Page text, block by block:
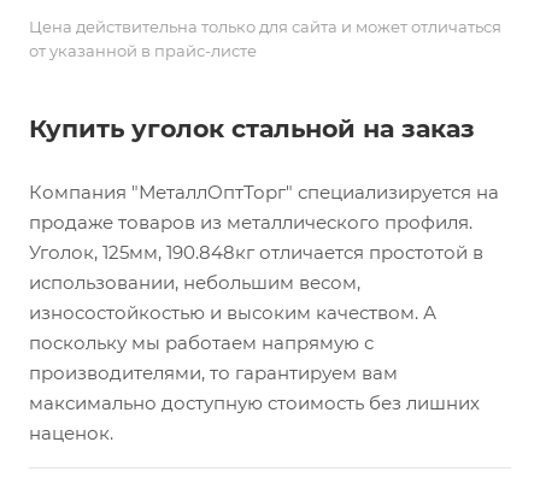
Цена действительна только для сайта и может отличаться
от указанной в прайс-листе
Купить уголок стальной на заказ
Компания "МеталлОптТорг" специализируется на
продаже товаров из металлического профиля.
Уголок, 125мм, 190.848кг отличается простотой в
использовании, небольшим весом,
износостойкостью и высоким качеством. А
поскольку мы работаем напрямую с
производителями, то гарантируем вам
максимально доступную стоимость без лишних
наценок.